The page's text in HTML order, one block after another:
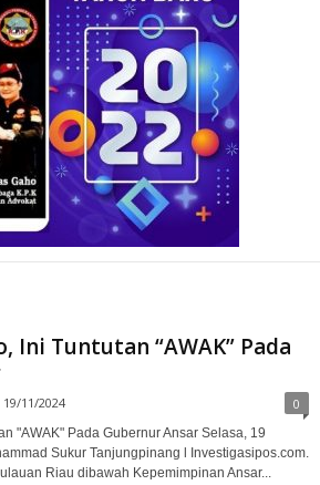
Ini Tuntutan “AWAK” Pada
19/11/2024 0
"AWAK" Pada Gubernur Ansar Selasa, 19
Sukur Tanjungpinang l Investigasipos.com.
Riau dibawah Kepemimpinan Ansar...